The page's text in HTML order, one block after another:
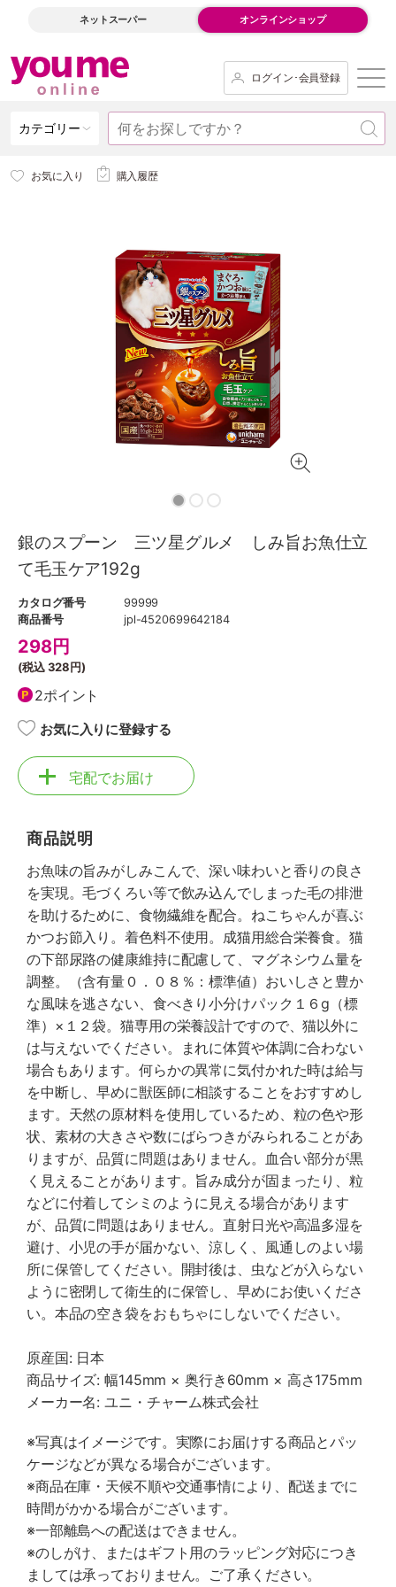
ネットスーパー オンラインショップ
ログイン･会員登録
カテゴリー
お気に入り 購入履歴
銀のスプーン 三ツ星グルメ しみ旨お魚仕立
て毛玉ケア192g
カタログ番号
99999
商品番号
jpl-4520699642184
298円
(税込328円)
2ポイント
お気に入りに登録する
宅配でお届け
商品説明
お魚味の旨みがしみこんで、深い味わいと香りの良さ
を実現。毛づくろい等で飲み込んでしまった毛の排泄
を助けるために、食物繊維を配合。ねこちゃんが喜ぶ
かつお節入り。着色料不使用。成猫用総合栄養食。猫
の下部尿路の健康維持に配慮して、マグネシウム量を
調整。（含有量０．０８％：標準値）おいしさと豊か
な風味を逃さない、食べきり小分けパック１６g（標
準）×１２袋。猫専用の栄養設計ですので、猫以外に
は与えないでください。まれに体質や体調に合わない
場合もあります。何らかの異常に気付かれた時は給与
を中断し、早めに獣医師に相談することをおすすめし
ます。天然の原材料を使用しているため、粒の色や形
状、素材の大きさや数にばらつきがみられることがあ
りますが、品質に問題はありません。血合い部分が黒
く見えることがあります。旨み成分が固まったり、粒
などに付着してシミのように見える場合があります
が、品質に問題はありません。直射日光や高温多湿を
避け、小児の手が届かない、涼しく、風通しのよい場
所に保管してください。開封後は、虫などが入らない
ように密閉して衛生的に保管し、早めにお使いくださ
い。本品の空き袋をおもちゃにしないでください。
原産国: 日本
商品サイズ: 幅145mm × 奥行き60mm × 高さ175mm
メーカー名: ユニ・チャーム株式会社
※写真はイメージです。実際にお届けする商品とパッ
ケージなどが異なる場合がございます。
※商品在庫・天候不順や交通事情により、配送までに
時間がかかる場合がございます。
※一部離島への配送はできません。
※のしがけ、またはギフト用のラッピング対応につき
ましては承っておりません。ご了承ください。